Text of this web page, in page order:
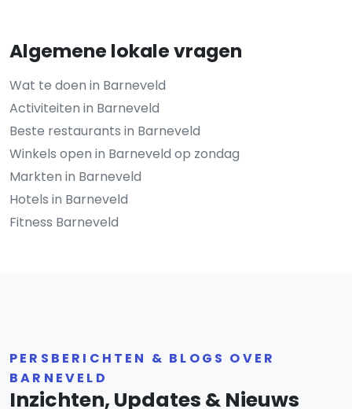
Algemene lokale vragen
Wat te doen in Barneveld
Activiteiten in Barneveld
Beste restaurants in Barneveld
Winkels open in Barneveld op zondag
Markten in Barneveld
Hotels in Barneveld
Fitness Barneveld
PERSBERICHTEN & BLOGS OVER
BARNEVELD
Inzichten, Updates & Nieuws